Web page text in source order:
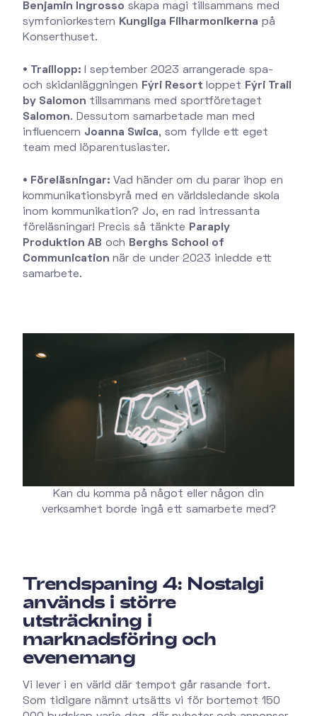
Benjamin Ingrosso skapa magi tillsammans med
symfoniorkestern
Kungliga Filharmonikerna på
Konserthuset.
• Traillopp:
I september 2023 arrangerade spa-
och skidanläggningen
Fýri Resort loppet
Fýri Trail
by Salomon tillsammans med sportföretaget
Salomon. Dessutom samarbetade man med
influencern Joanna Swica, som fyllde ett eget
team med löparentusiaster.
• Föreläsningar: Vad händer om du parar ihop en
kommunikationsbyrå med en världsledande skola
inom kommunikation? Jo, en rad intressanta
föreläsningar! Precis så tänkte
Paraply
Produktion AB och
Berghs School of
Communication när de under 2023 inledde ett
samarbete.
Kan du komma på något eller någon din
verksamhet borde ingå ett samarbete med?
Trendspaning 4: Nostalgi
används i större
utsträckning i
marknadsföring och
evenemang
Vi lever i en värld där tempot går rasande fort.
Som tidigare nämnt utsätts vi för bortemot 150